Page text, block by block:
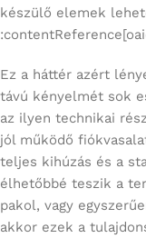
készülő elemek
Ez a háttér azért
távú kényelmét sok
az ilyen technikai
jól működő
teljes kihúzás és a
élhetőbbé teszik a
pakol, vagy
akkor ezek a